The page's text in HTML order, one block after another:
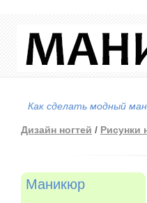
Как сделать модный
Дизайн ногтей / Рисунки
Маникюр